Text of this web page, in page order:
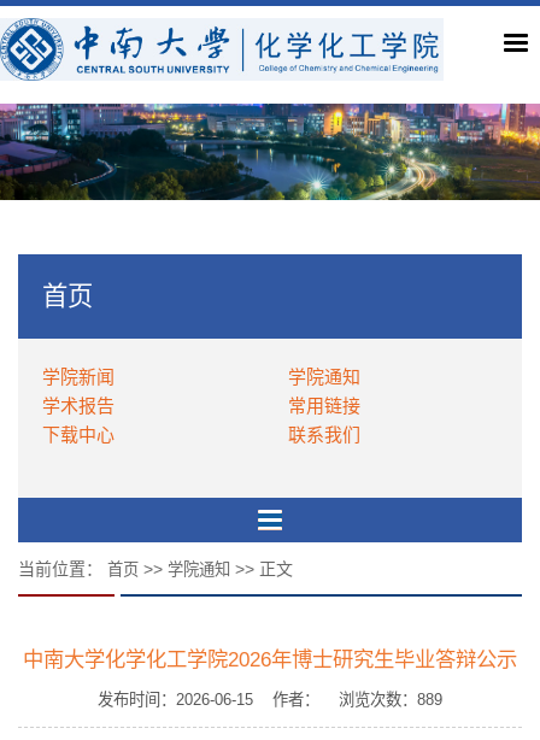
首页
学院新闻
学院通知
学术报告
常用链接
下载中心
联系我们
当前位置： 首页 >> 学院通知 >> 正文
中南大学化学化工学院2026年博士研究生毕业答辩公示
发布时间：2026-06-15 作者： 浏览次数： 889